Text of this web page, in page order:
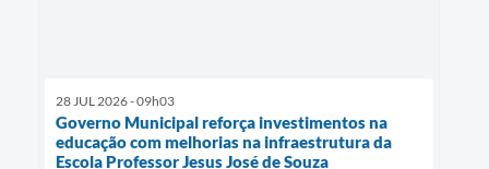
28 JUL 2026 - 09h03
Governo Municipal reforça investimentos na
educação com melhorias na infraestrutura da
Escola Professor Jesus José de Souza